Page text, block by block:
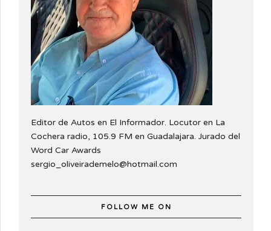
Editor de Autos en El Informador. Locutor en La
Cochera radio, 105.9 FM en Guadalajara. Jurado del
Word Car Awards
sergio_oliveirademelo@hotmail.com
FOLLOW ME ON